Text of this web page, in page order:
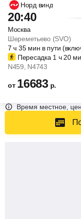
Норд винд
20:40
Москва
Шереметьево (SVO)
7ч 35 мин в пути
Пересадка 1 ч20
N459 , N4743
от 16683 р.
Время местное,